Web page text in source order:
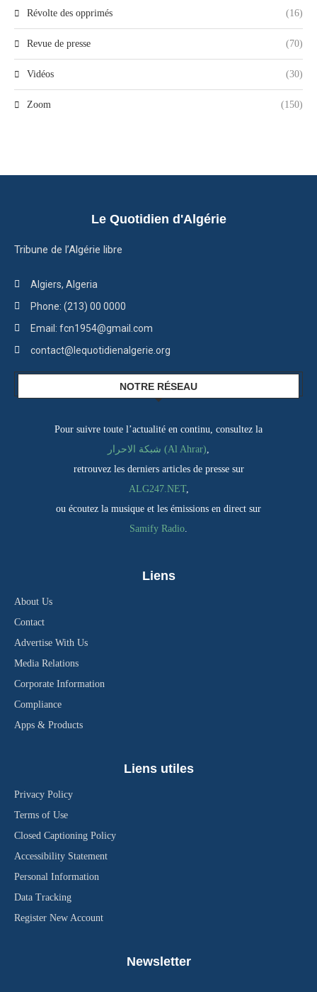
Révolte des opprimés (16)
Revue de presse (70)
Vidéos (30)
Zoom (150)
Le Quotidien d'Algérie
Tribune de l’Algérie libre
Algiers, Algeria
Phone: (213) 00 0000
Email: fcn1954@gmail.com
contact@lequotidienalgerie.org
NOTRE RÉSEAU
Pour suivre toute l’actualité en continu, consultez la
شبكة الاحرار (Al Ahrar),
retrouvez les derniers articles de presse sur
ALG247.NET,
ou écoutez la musique et les émissions en direct sur
Samify Radio.
Liens
About Us
Contact
Advertise With Us
Media Relations
Corporate Information
Compliance
Apps & Products
Liens utiles
Privacy Policy
Terms of Use
Closed Captioning Policy
Accessibility Statement
Personal Information
Data Tracking
Register New Account
Newsletter